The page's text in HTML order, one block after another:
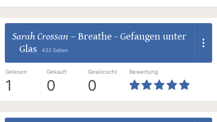
Sarah Crossan – Breathe - Gefangen unter
Glas
432 Seiten
Gelesen
1
Gekauft
0
Gewünscht
0
Bewertung